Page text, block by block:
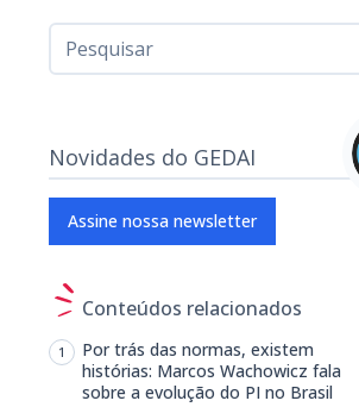
Novidades do GEDAI
Assine nossa newsletter
Conteúdos relacionados
Por trás das normas, existem
histórias: Marcos Wachowicz fala
sobre a evolução do PI no Brasil